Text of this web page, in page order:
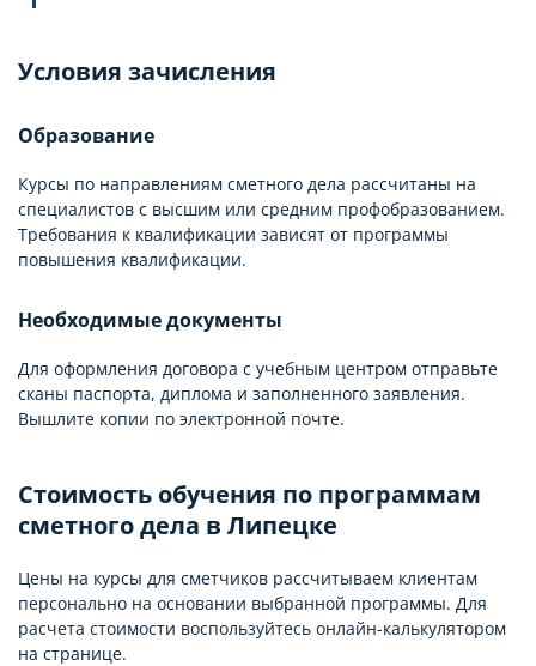
Условия зачисления
Образование
Курсы по направлениям сметного дела рассчитаны на
специалистов с высшим или средним профобразованием.
Требования к квалификации зависят от программы
повышения квалификации.
Необходимые документы
Для оформления договора с учебным центром отправьте
сканы паспорта, диплома и заполненного заявления.
Вышлите копии по электронной почте.
Стоимость обучения по программам
сметного дела в Липецке
Цены на курсы для сметчиков рассчитываем клиентам
персонально на основании выбранной программы. Для
расчета стоимости воспользуйтесь онлайн-калькулятором
на странице.